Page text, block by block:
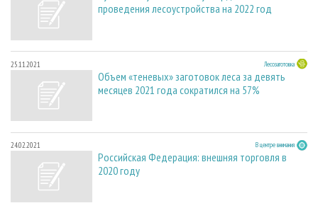
проведения лесоустройства на 2022 год
25.11.2021 Лесозаготовка
Объем «теневых» заготовок леса за девять
месяцев 2021 года сократился на 57%
24.02.2021 В центре внимания
Российская Федерация: внешняя торговля в
2020 году